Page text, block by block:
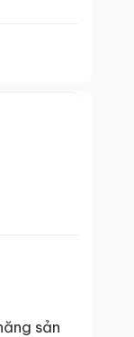
sản